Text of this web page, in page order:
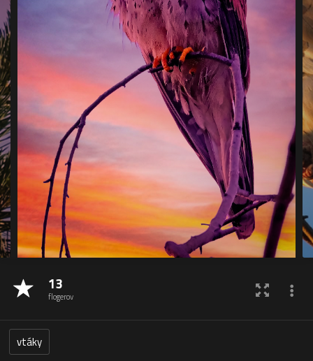
13
flogerov
vtáky